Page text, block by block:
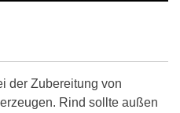
der Zubereitung von
Rind sollte außen